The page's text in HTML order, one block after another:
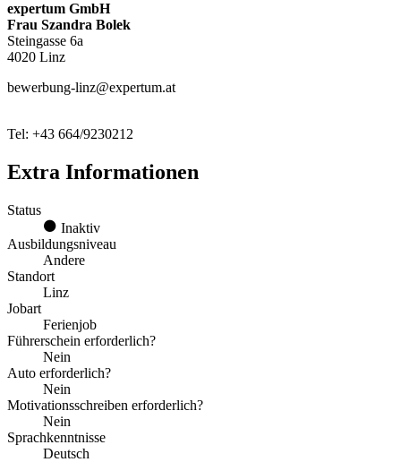
expertum GmbH
Frau Szandra Bolek
Steingasse 6a
4020 Linz
bewerbung-linz@expertum.at
Tel: +43 664/9230212
Extra Informationen
Status
Inaktiv
Ausbildungsniveau
Andere
Standort
Linz
Jobart
Ferienjob
Führerschein erforderlich?
Nein
Auto erforderlich?
Nein
Motivationsschreiben erforderlich?
Nein
Sprachkenntnisse
Deutsch